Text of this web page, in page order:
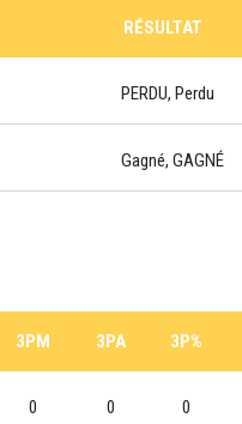
RÉSULTAT
PERDU, Perdu
Gagné, GAGNÉ
3PM 3PA 3P%
0 0 0